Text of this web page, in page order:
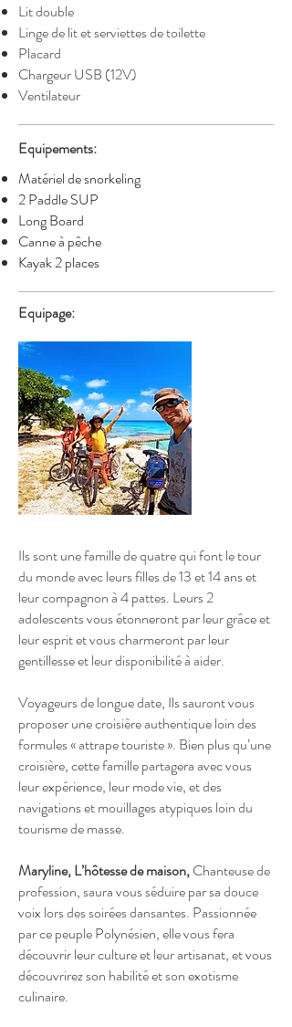
Lit double
Linge de lit et serviettes de toilette
Placard
Chargeur USB (12V)
Ventilateur
Equipements:
Matériel de snorkeling
2 Paddle SUP
Long Board
Canne à pêche
Kayak 2 places
Equipage:
Ils sont une famille de quatre qui font le tour
du monde avec leurs filles de 13 et 14 ans et
leur compagnon à 4 pattes. Leurs 2
adolescents vous étonneront par leur grâce et
leur esprit et vous charmeront par leur
gentillesse et leur disponibilité à aider.
Voyageurs de longue date, Ils sauront vous
proposer une croisière authentique loin des
formules « attrape touriste ». Bien plus qu’une
croisière, cette famille partagera avec vous
leur expérience, leur mode vie, et des
navigations et mouillages atypiques loin du
tourisme de masse.
Maryline, L’hôtessede maison,Chanteuse de
profession, saura vous séduire par sa douce
voix lors des soirées dansantes. Passionnée
par ce peuple Polynésien, elle vous fera
découvrir leur culture et leur artisanat, et vous
découvrirez son habilité et son exotisme
culinaire.